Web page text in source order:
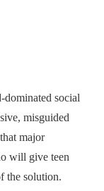
dominated social
misguided
major
will give teen
the solution.